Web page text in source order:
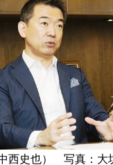
西史也） 写真：大